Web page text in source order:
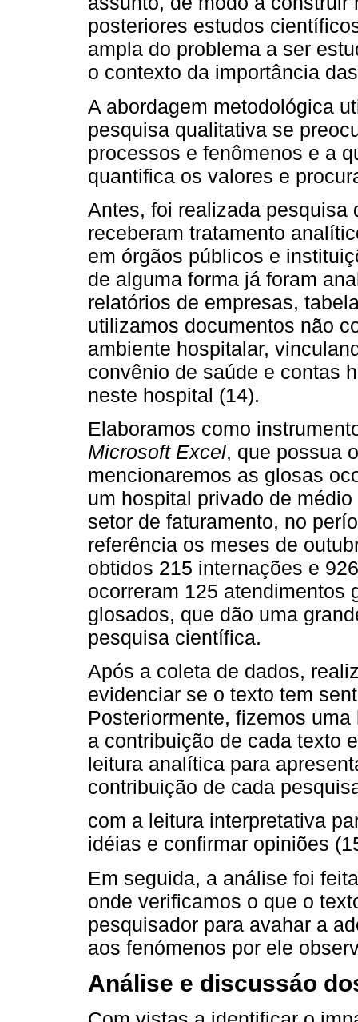
posteriores estudos
ampla do problema a ser
o contexto da importância
A abordagem metodológica
pesquisa qualitativa se
processos e fenômenos e a
quantifica os valores e
Antes, foi realizada pesquisa
receberam tratamento
em órgãos públicos e
de alguma forma já foram
relatórios de empresas,
utilizamos documentos não
ambiente hospitalar,
convênio de saúde e contas
neste hospital (14).
Elaboramos como
Microsoft Excel, que possua
mencionaremos as glosas
um hospital privado de
setor de faturamento, no
referência os meses de
obtidos 215 internações e
ocorreram 125 atendimentos
glosados, que dão uma
pesquisa científica.
Após a coleta de dados,
evidenciar se o texto tem
Posteriormente, fizemos
a contribuição de cada texto
leitura analítica para
contribuição de cada
com a leitura interpretativa
idéias e confirmar opiniões
Em seguida, a análise foi
onde verificamos o que o
pesquisador para avahar a
aos fenómenos por ele
Análise e discussáo